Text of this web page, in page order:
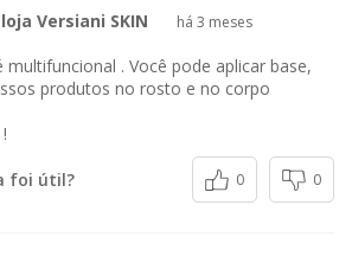
Versiani SKIN há 3 meses
multifuncional . Você pode aplicar base,
produtos no rosto e no corpo
foi útil? 0 0